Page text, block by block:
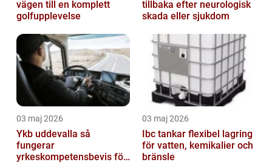
vägen till en komplett
golfupplevelse
tillbaka efter neurologisk
skada eller sjukdom
03 maj 2026
Ykb uddevalla så
fungerar
yrkeskompetensbevis för
03 maj 2026
Ibc tankar flexibel lagring
för vatten, kemikalier och
bränsle